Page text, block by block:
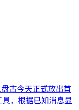
古今天正式放出首
，根据已知消息显